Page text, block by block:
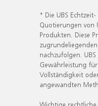
* Die UBS
Quotierungen von
Produkten. Diese
nachzufolgen.
Gewährleistung
Vollständigkeit
angewandten